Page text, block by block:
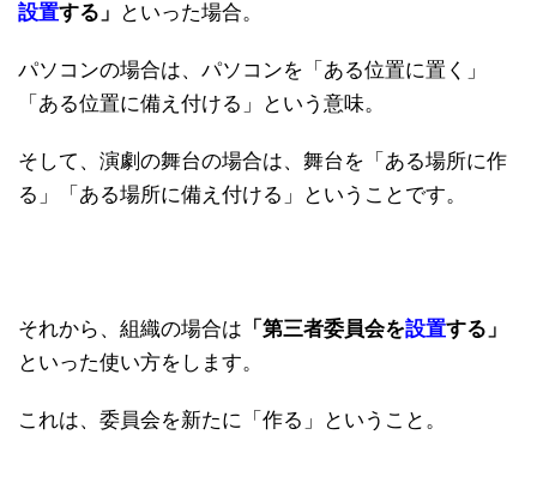
設置する」 といった場合。
パソコンの場合は、パソコンを「ある位置に置く」
「ある位置に備え付ける」という意味。
そして、演劇の舞台の場合は、舞台を「ある場所に作
る」「ある場所に備え付ける」ということです。
それから、組織の場合は 「第三者委員会を設置する」
といった使い方をします。
これは、委員会を新たに「作る」ということ。